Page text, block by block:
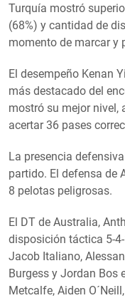
Turquía mostró
(68%) y cantidad de
momento de marcar y
El desempeño Kenan
más destacado del
mostró su mejor nivel,
acertar 36 pases
La presencia
partido. El defensa de
8 pelotas peligrosas.
El DT de Australia,
disposición táctica 5-
Jacob Italiano,
Burgess y Jordan Bos
Metcalfe, Aiden